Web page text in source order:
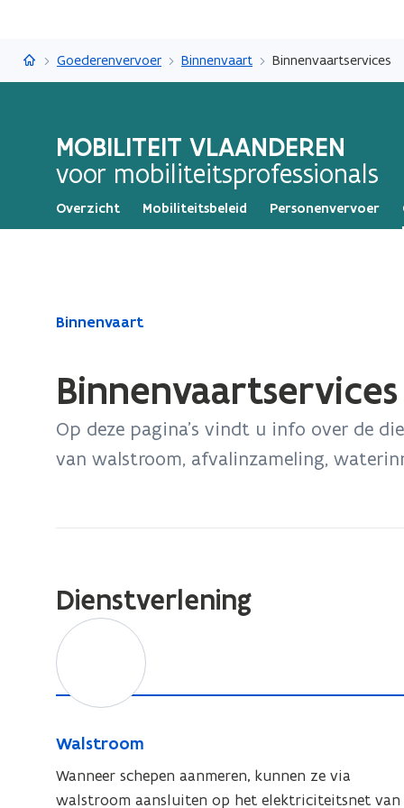
Mobiliteit Vlaanderen
Goederenvervoer Binnenvaart Binnenvaartservices
MOBILITEIT VLAANDEREN
voor mobiliteitsprofessionals
Overzicht Mobiliteitsbeleid Personenvervoer
Gedaan
bevindt
Binnenvaart
Binnenvaartservices
Op deze pagina’s vindt u info over de
van walstroom, afvalinzameling,
Dienstverlening
W
a
l
s
r
o
o
Walstroom
W
l
Wanneer schepen aanmeren, kunnen ze via
walstroom aansluiten op het elektriciteitsnet van